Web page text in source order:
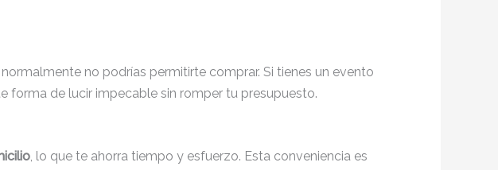
no podrías permitirte comprar. Si tienes un evento
forma de lucir impecable sin romper tu presupuesto.
, lo que te ahorra tiempo y esfuerzo. Esta conveniencia es